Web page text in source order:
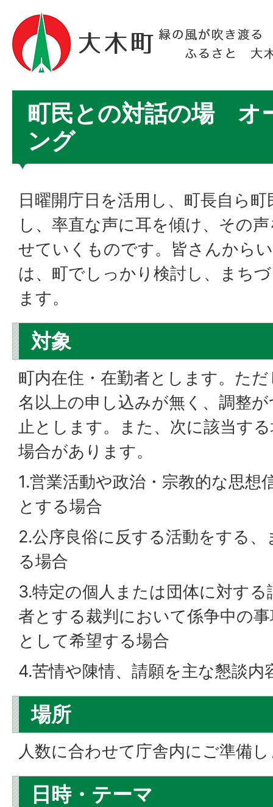
町民との対話の場 オ
ング
日曜開庁日を活用し、町長自ら
し、率直な声に耳を傾け、その
せていくものです。皆さんから
は、町でしっかり検討し、まち
ます。
対象
町内在住・在勤者とします。た
名以上の申し込みが無く、調整
止とします。また、次に該当す
場合があります。
1.営業活動や政治・宗教的な思想
とする場合
2.公序良俗に反する活動をする
る場合
3.特定の個人または団体に対す
者とする裁判において係争中の
として希望する場合
4.苦情や陳情、請願を主な懇談
場所
人数に合わせて庁舎内にご準備
日時・テーマ